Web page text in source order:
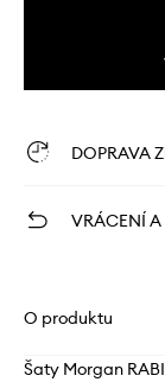
DOPRAVA
VRÁCENÍ
O produktu
Šaty Morgan